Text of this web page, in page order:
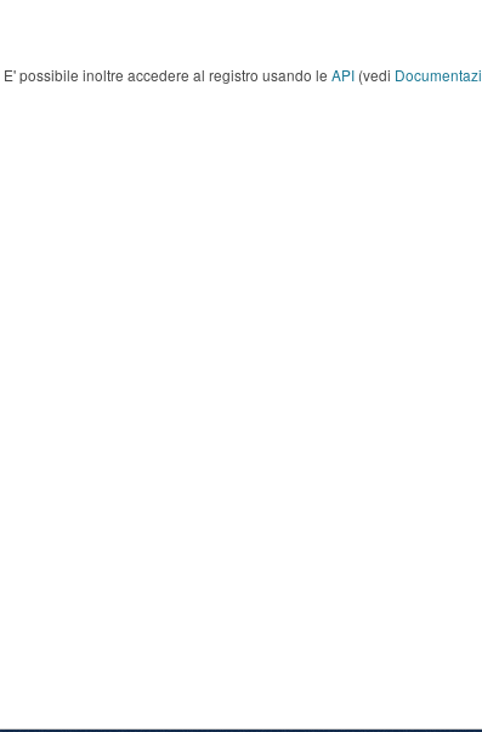
E' possibile inoltre accedere al registro usando le API (vedi